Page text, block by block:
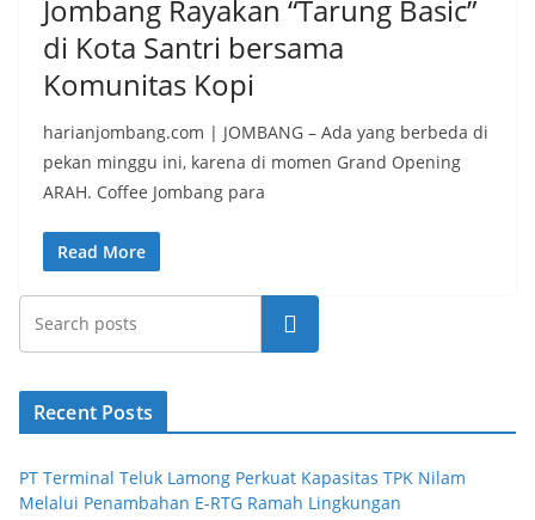
Jombang Rayakan “Tarung Basic”
di Kota Santri bersama
Komunitas Kopi
harianjombang.com | JOMBANG – Ada yang berbeda di
pekan minggu ini, karena di momen Grand Opening
ARAH. Coffee Jombang para
Read More
Search
Recent Posts
PT Terminal Teluk Lamong Perkuat Kapasitas TPK Nilam
Melalui Penambahan E-RTG Ramah Lingkungan